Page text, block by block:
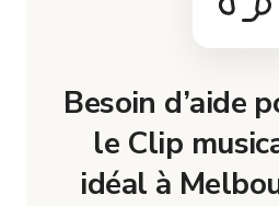
Besoin d’aide
le Clip
idéal à